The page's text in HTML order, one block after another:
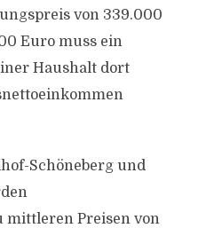
von 339.000
Euro muss ein
Haushalt dort
Schöneberg und
mittleren Preisen von